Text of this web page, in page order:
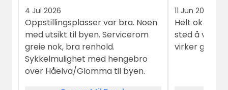
4 Jul 2026
Oppstillingsplasser var bra. Noen
med utsikt til byen. Servicerom
greie nok, bra renhold.
Sykkelmulighet med hengebro
over Håelva/Glomma til byen.
11 Jun 2026
Helt ok for
sted å være
virker